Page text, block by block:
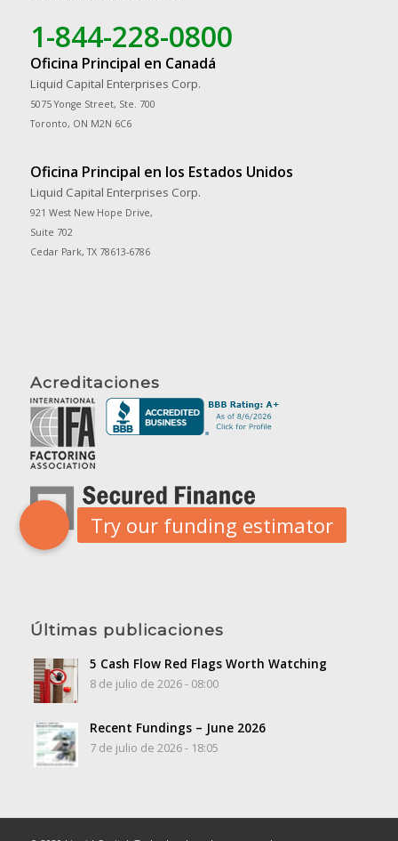
1-844-228-0800
Oficina Principal en Canadá
Liquid Capital Enterprises Corp.
5075 Yonge Street, Ste. 700
Toronto, ON M2N 6C6
Oficina Principal en los Estados Unidos
Liquid Capital Enterprises Corp.
921 West New Hope Drive,
Suite 702
Cedar Park, TX 78613-6786
Acreditaciones
Últimas publicaciones
5 Cash Flow Red Flags Worth Watching
8 de julio de 2026 - 08:00
Recent Fundings – June 2026
7 de julio de 2026 - 18:05